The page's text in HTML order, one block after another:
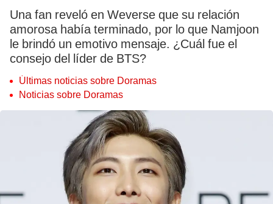
Una fan reveló en Weverse que su relación
amorosa había terminado, por lo que Namjoon
le brindó un emotivo mensaje. ¿Cuál fue el
consejo del líder de BTS?
Últimas noticias sobre Doramas
Noticias sobre Doramas